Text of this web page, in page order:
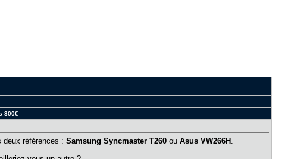
300€
deux références :Samsung Syncmaster T260 ouAsus VW266H .